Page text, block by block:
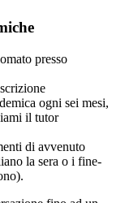
presso
ogni sei mesi,
il tutor
di avvenuto
la sera o i fine-